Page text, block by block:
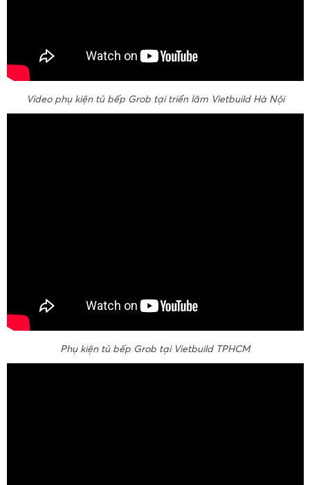
Video phụ kiện tủ bếp Grob tại triển lãm Vietbuild Hà Nội
Phụ kiện tủ bếp Grob tại Vietbuild TPHCM